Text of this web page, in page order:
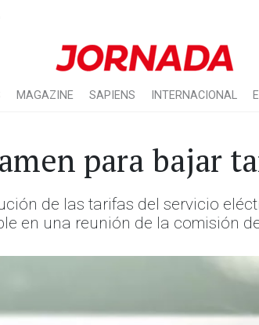
MAGAZINE SAPIENS INTERNACIONAL
para bajar
de las tarifas del servicio
en una reunión de la comisión